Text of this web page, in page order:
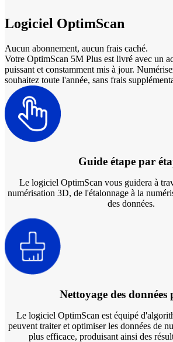
Logiciel OptimScan
Aucun abonnement, aucun frais caché.
Votre OptimScan 5M Plus est livré avec un
puissant et constamment mis à jour.
souhaitez toute l'année, sans frais
Guide étape par
Le logiciel OptimScan vous guidera à
numérisation 3D, de l'étalonnage à la
des données.
Nettoyage des
Le logiciel OptimScan est équipé
peuvent traiter et optimiser les données de
plus efficace, produisant ainsi des